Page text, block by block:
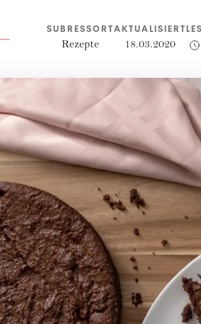
SUBRESSORT
Rezepte
AKTUALISIERT
18.03.2020